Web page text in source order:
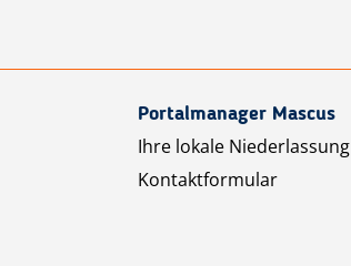
Portalmanager Mascus
Ihre lokale Niederlassung
Kontaktformular